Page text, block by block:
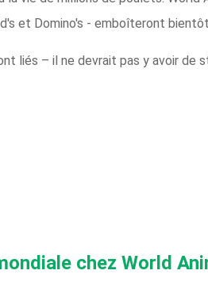
et Domino's - emboîteront
liés – il ne devrait pas y avoir de
chez World